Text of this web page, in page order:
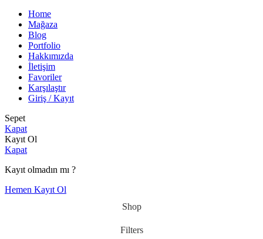
Home
Mağaza
Blog
Portfolio
Hakkımızda
İletişim
Favoriler
Karşılaştır
Giriş / Kayıt
Sepet
Kapat
Kayıt Ol
Kapat
Kayıt olmadın mı ?
Hemen Kayıt Ol
Shop
Filters